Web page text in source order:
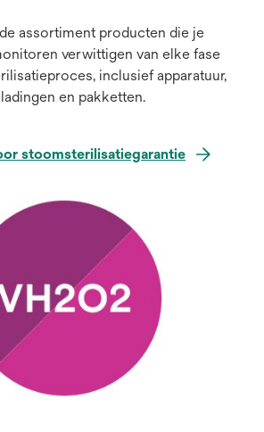
assortiment producten die je
verwittigen van elke fase
inclusief apparatuur,
en pakketten.
stoomsterilisatiegarantie